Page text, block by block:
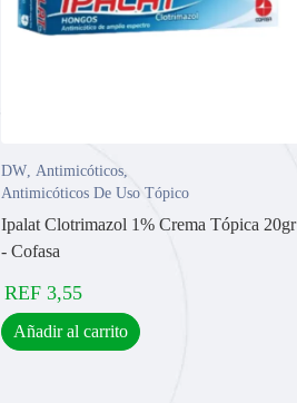
DW, Antimicóticos,
Antimicóticos De Uso Tópico
Ipalat Clotrimazol 1% Crema Tópica 20gr
- Cofasa
REF 3,55
Añadir al carrito